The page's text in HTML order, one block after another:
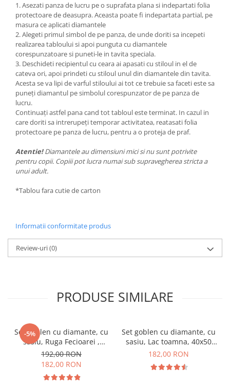
1. Asezati panza de lucru pe o suprafata plana si indepartati folia
protectoare de deasupra. Aceasta poate fi indepartata partial, pe
masura ce aplicati diamantele
2. Alegeti primul simbol de pe panza, de unde doriti sa incepeti
realizarea tabloului si apoi punguta cu diamantele
corespunzatoare si puneti-le in tavita speciala.
3. Deschideti recipientul cu ceara ai apasati cu stiloul in el de
cateva ori, apoi prindeti cu stiloul unul din diamantele din tavita.
Acesta se va lipi de varful stiloului ai tot ce trebuie sa faceti este sa
puneți diamantul pe simbolul corespunzator de pe panza de
lucru.
Continuați astfel pana cand tot tabloul este terminat. In cazul in
care doriti sa intrerupeți temporar activitatea, reatasati folia
protectoare pe panza de lucru, pentru a o proteja de praf.
Atentie!Diamantele au dimensiuni mici si nu sunt potrivite
pentru copii. Copiii pot lucra numai sub supravegherea stricta a
unui adult.
*Tablou fara cutie de carton
Informatii conformitate produs
Review-uri(0)
PRODUSE SIMILARE
-5%
Set goblen cu diamante, cu
sasiu, Ruga Fecioarei ,
40x50 cm
192,00 RON
182,00 RON
Set goblen cu diamante, cu
sasiu, Lac toamna, 40x50
cm
182,00 RON